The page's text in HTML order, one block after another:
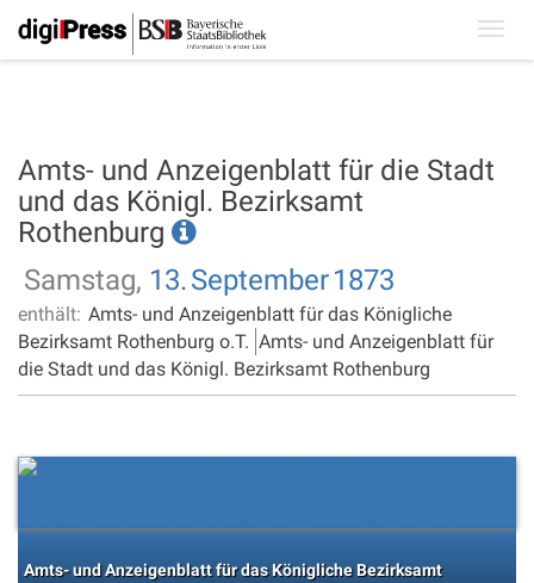
Amts- und Anzeigenblatt für die Stadt
und das Königl. Bezirksamt
Rothenburg
Samstag, 13.September1873
enthält: Amts- und Anzeigenblatt für das Königliche
Bezirksamt Rothenburg o.T. Amts- und Anzeigenblatt für
die Stadt und das Königl. Bezirksamt Rothenburg
Amts- und Anzeigenblatt für das Königliche Bezirksamt